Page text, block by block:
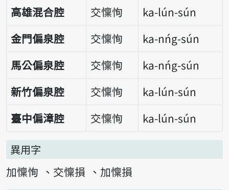
高雄混合腔
交懍恂
ka-lún-sún
金門偏泉腔
交懍恂
ka-nńg-sún
馬公偏泉腔
交懍恂
ka-nńg-sún
新竹偏泉腔
交懍恂
ka-lún-sún
臺中偏漳腔
交懍恂 ka-lún-sún
異用字
加懍恂
交懍損
加懍損